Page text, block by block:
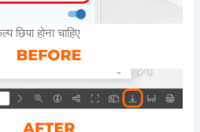
छिपा होना चाहिए